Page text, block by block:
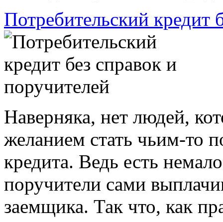
Потребительский кредит
Наверняка, нет людей,
желанием стать чьим-то
кредита. Ведь есть
поручители сами
заемщика. Так что, как